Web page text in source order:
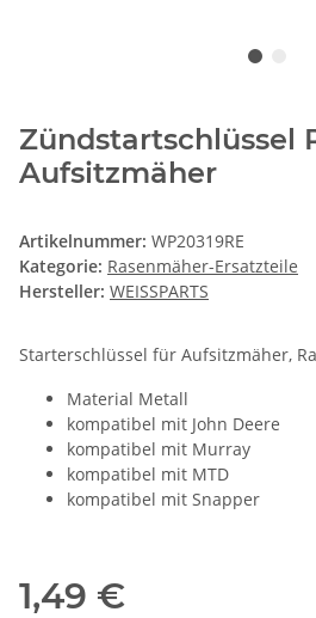
Zündstartschlüssel
Aufsitzmäher
Artikelnummer: WP20319RE
Kategorie: Rasenmäher-Ersatzteile
Hersteller: WEISSPARTS
Starterschlüssel für Aufsitzmäher,
Material Metall
kompatibel mit John Deere
kompatibel mit Murray
kompatibel mit MTD
kompatibel mit Snapper
1,49 €